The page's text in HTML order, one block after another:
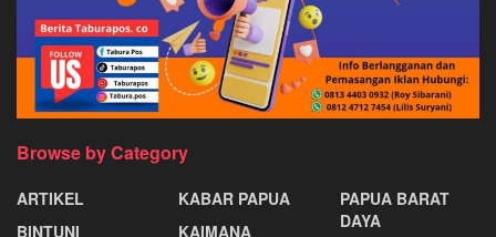
Browse by Category
ARTIKEL
BINTUNI
KABAR PAPUA
KAIMANA
PAPUA BARAT
DAYA